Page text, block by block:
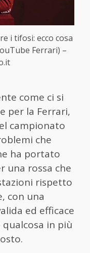
i tifosi: ecco cosa
Ferrari) –
come ci si
per la Ferrari,
campionato
che
ha portato
una rossa che
rispetto
con una
ed efficace
in più